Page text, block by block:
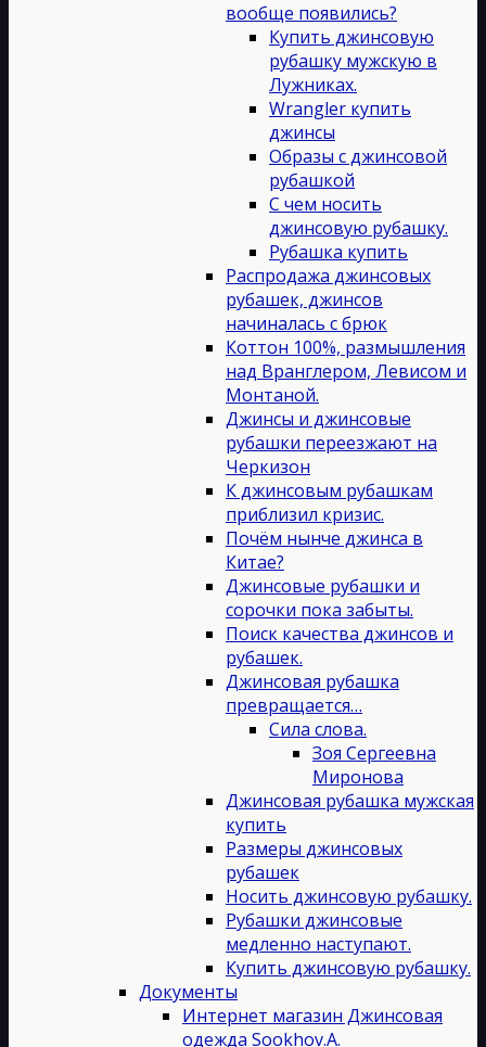
вообще появились?
Купить джинсовую
рубашку мужскую в
Лужниках.
Wrangler купить
джинсы
Образы с джинсовой
рубашкой
С чем носить
джинсовую рубашку.
Рубашка купить
Распродажа джинсовых
рубашек, джинсов
начиналась с брюк
Коттон 100%, размышления
над Вранглером, Левисом и
Монтаной.
Джинсы и джинсовые
рубашки переезжают на
Черкизон
К джинсовым рубашкам
приблизил кризис.
Почём нынче джинса в
Китае?
Джинсовые рубашки и
сорочки пока забыты.
Поиск качества джинсов и
рубашек.
Джинсовая рубашка
превращается…
Сила слова.
Зоя Сергеевна
Миронова
Джинсовая рубашка мужская
купить
Размеры джинсовых
рубашек
Носить джинсовую рубашку.
Рубашки джинсовые
медленно наступают.
Купить джинсовую рубашку.
Документы
Интернет магазин Джинсовая
одежда Sookhov.A.